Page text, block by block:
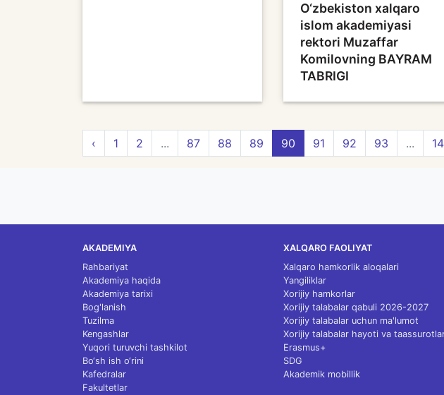
O‘zbekiston xalqaro
islom akademiyasi
rektori Muzaffar
Komilovning BAYRAM
TABRIGI
‹ 1 2 ... 87 88 89 90 91 92 93 ...
AKADEMIYA
Rahbariyat
Akademiya haqida
Akademiya tarixi
Bog'lanish
Tuzilma
Kengashlar
Yuqori turuvchi tashkilot
Bo‘sh ish o‘rini
Kafedralar
Fakultetlar
XALQARO FAOLIYAT
Xalqaro hamkorlik aloqalari
Yangiliklar
Xorijiy hamkorlar
Xorijiy talabalar qabuli 2026-2027
Xorijiy talabalar uchun ma'lumot
Xorijiy talabalar hayoti va
Erasmus+
SDG
Akademik mobillik